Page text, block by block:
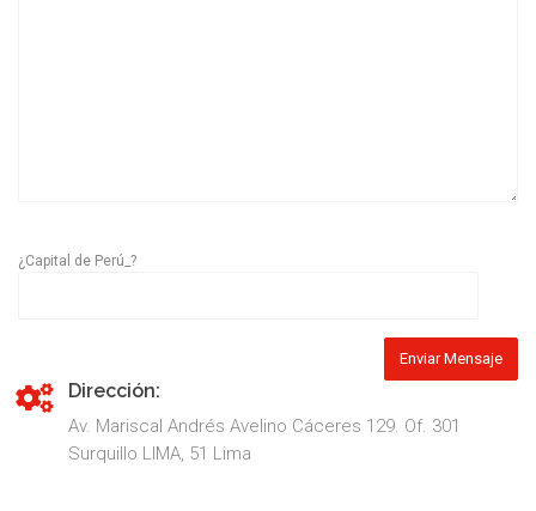
¿Capital de Perú_?
Dirección:
Av. Mariscal Andrés Avelino Cáceres 129. Of. 301
Surquillo LIMA, 51 Lima